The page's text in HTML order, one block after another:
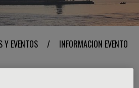
Y EVENTOS / INFORMACION EVENTO